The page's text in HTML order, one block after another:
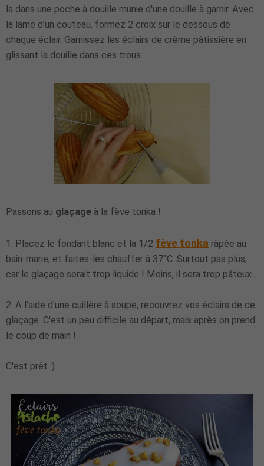
la dans une poche à douille munie d'une douille à garnir. Avec
la lame d'un couteau, formez 2 croix sur le dessous de
chaque éclair. Garnissez les éclairs de crème pâtissière en
glissant la douille dans ces trous.
Passons au glaçage à la fève tonka !
1. Placez le fondant blanc et la 1/2 fève tonka râpée au
bain-marie, et faites-les chauffer à 37°C. Surtout pas plus,
car le glaçage serait trop liquide ! Moins, il sera trop pâteux...
2. A l'aide d'une cuillère à soupe, recouvrez vos éclairs de ce
glaçage. C'est un peu difficile au départ, mais après on prend
le coup de main !
C'est prêt :)